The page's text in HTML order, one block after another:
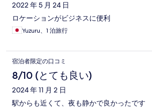
2022 年 5 月 24 日
ロケーションがビジネスに便利
Yuzuru、1 泊旅行
宿泊者限定の口コミ
8/10 (とても良い)
2024 年 11 月 2 日
駅からも近くて、夜も静かで良かったです